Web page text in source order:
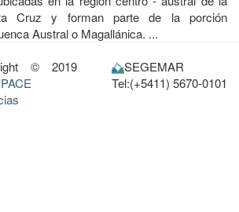
Cruz y forman parte de la porción
Austral o Magallánica. ...
© 2019
SEGEMAR
Tel:(+5411) 5670-0101